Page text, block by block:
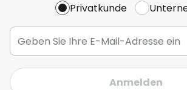
Privatkunde
Anmelden